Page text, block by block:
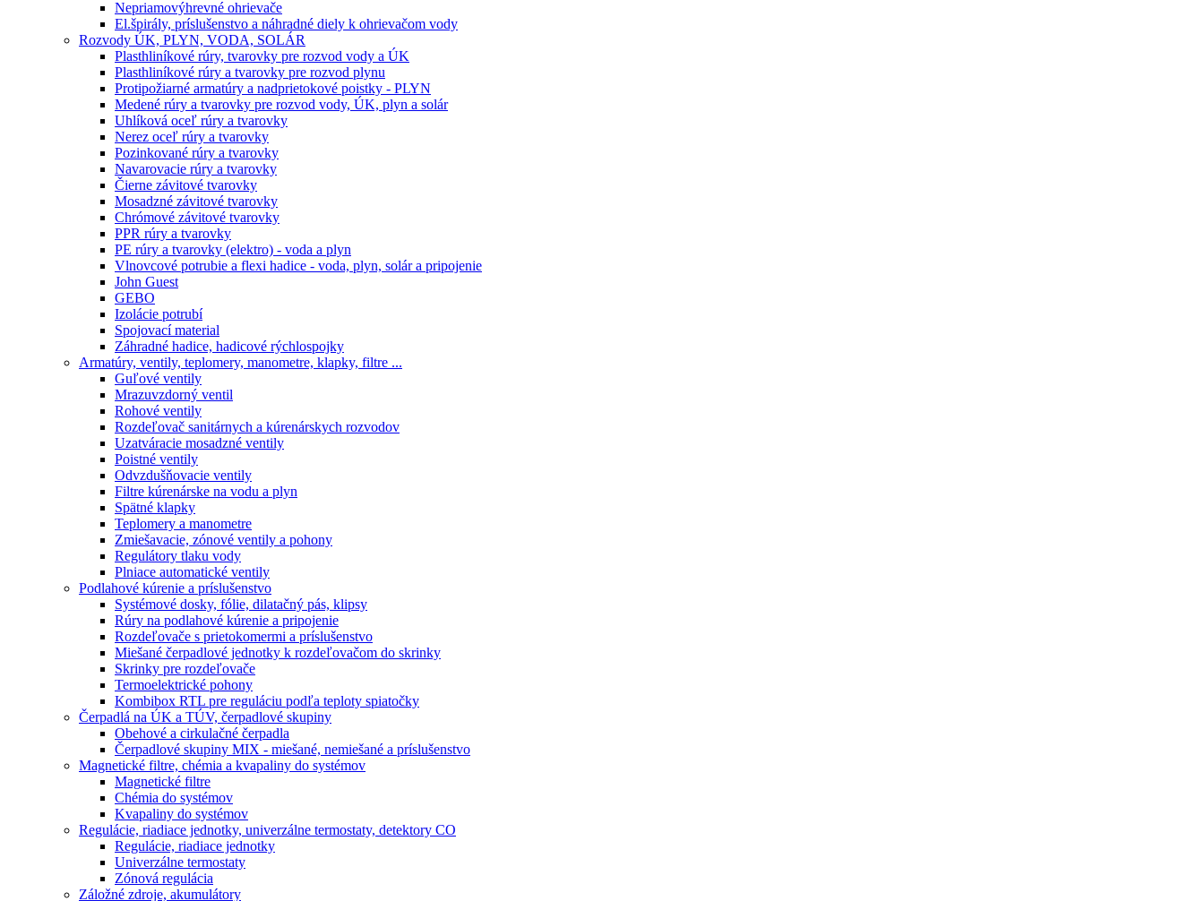
Nepriamovýhrevné ohrievače
El.špirály, príslušenstvo a náhradné diely k ohrievačom vody
Rozvody ÚK, PLYN, VODA, SOLÁR
Plasthliníkové rúry, tvarovky pre rozvod vody a ÚK
Plasthliníkové rúry a tvarovky pre rozvod plynu
Protipožiarné armatúry a nadprietokové poistky - PLYN
Medené rúry a tvarovky pre rozvod vody, ÚK, plyn a solár
Uhlíková oceľ rúry a tvarovky
Nerez oceľ rúry a tvarovky
Pozinkované rúry a tvarovky
Navarovacie rúry a tvarovky
Čierne závitové tvarovky
Mosadzné závitové tvarovky
Chrómové závitové tvarovky
PPR rúry a tvarovky
PE rúry a tvarovky (elektro) - voda a plyn
Vlnovcové potrubie a flexi hadice - voda, plyn, solár a pripojenie
John Guest
GEBO
Izolácie potrubí
Spojovací material
Záhradné hadice, hadicové rýchlospojky
Armatúry, ventily, teplomery, manometre, klapky, filtre ...
Guľové ventily
Mrazuvzdorný ventil
Rohové ventily
Rozdeľovač sanitárnych a kúrenárskych rozvodov
Uzatváracie mosadzné ventily
Poistné ventily
Odvzdušňovacie ventily
Filtre kúrenárske na vodu a plyn
Spätné klapky
Teplomery a manometre
Zmiešavacie, zónové ventily a pohony
Regulátory tlaku vody
Plniace automatické ventily
Podlahové kúrenie a príslušenstvo
Systémové dosky, fólie, dilatačný pás, klipsy
Rúry na podlahové kúrenie a pripojenie
Rozdeľovače s prietokomermi a príslušenstvo
Miešané čerpadlové jednotky k rozdeľovačom do skrinky
Skrinky pre rozdeľovače
Termoelektrické pohony
Kombibox RTL pre reguláciu podľa teploty spiatočky
Čerpadlá na ÚK a TÚV, čerpadlové skupiny
Obehové a cirkulačné čerpadla
Čerpadlové skupiny MIX - miešané, nemiešané a príslušenstvo
Magnetické filtre, chémia a kvapaliny do systémov
Magnetické filtre
Chémia do systémov
Kvapaliny do systémov
Regulácie, riadiace jednotky, univerzálne termostaty, detektory CO
Regulácie, riadiace jednotky
Univerzálne termostaty
Zónová regulácia
Záložné zdroje, akumulátory